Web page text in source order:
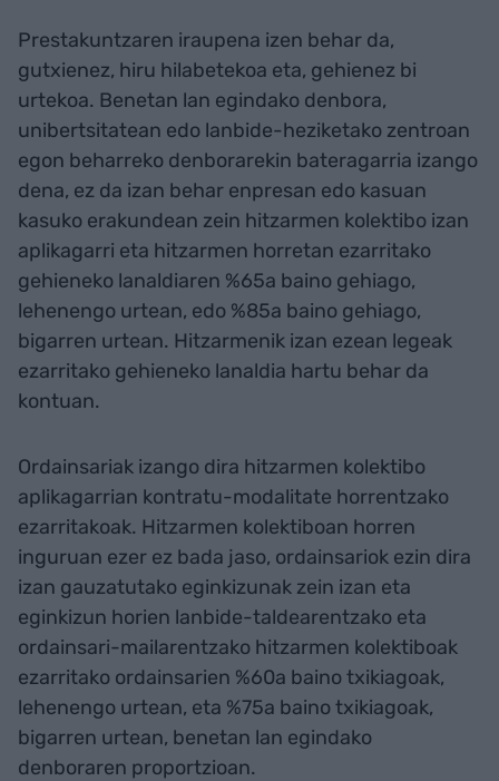
Prestakuntzaren iraupena izen behar da,
gutxienez, hiru hilabetekoa eta, gehienez bi
urtekoa. Benetan lan egindako denbora,
unibertsitatean edo lanbide-heziketako zentroan
egon beharreko denborarekin bateragarria izango
dena, ez da izan behar enpresan edo kasuan
kasuko erakundean zein hitzarmen kolektibo izan
aplikagarri eta hitzarmen horretan ezarritako
gehieneko lanaldiaren %65a baino gehiago,
lehenengo urtean, edo %85a baino gehiago,
bigarren urtean. Hitzarmenik izan ezean legeak
ezarritako gehieneko lanaldia hartu behar da
kontuan.
Ordainsariak izango dira hitzarmen kolektibo
aplikagarrian kontratu-modalitate horrentzako
ezarritakoak. Hitzarmen kolektiboan horren
inguruan ezer ez bada jaso, ordainsariok ezin dira
izan gauzatutako eginkizunak zein izan eta
eginkizun horien lanbide-taldearentzako eta
ordainsari-mailarentzako hitzarmen kolektiboak
ezarritako ordainsarien %60a baino txikiagoak,
lehenengo urtean, eta %75a baino txikiagoak,
bigarren urtean, benetan lan egindako
denboraren proportzioan.